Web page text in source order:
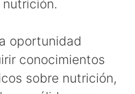
oportunidad
conocimientos
sobre nutrición,